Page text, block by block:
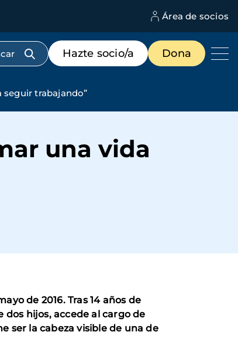
Área de socios
Menú
de
destacados
Hazte socio/a Dona
trabajando”
una vida
de 2016. Tras 14 años de
hijos, accede al cargo de
ser la cabeza visible de una de